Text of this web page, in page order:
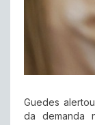
Guedes
da demanda